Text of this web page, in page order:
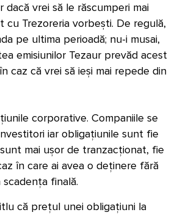
dacă vrei să le răscumperi mai
cu Trezoreria vorbești. De regulă,
pe ultima perioadă; nu-i musai,
emisiunilor Tezaur prevăd acest
caz că vrei să ieși mai repede din
corporative. Companiile se
iar obligațiunile sunt fie
mai ușor de tranzacționat, fie
în care ai avea o deținere fără
finală.
că prețul unei obligațiuni la